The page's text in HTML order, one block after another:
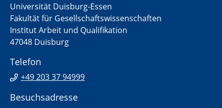
Universität Duisburg-Essen
Fakultät für Gesellschaftswissenschaften
Institut Arbeit und Qualifikation
47048 Duisburg
Telefon
+49 203 37 94999
Besuchsadresse